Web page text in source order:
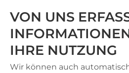
VON UNS
IHRE NUTZUNG
Wir können auch